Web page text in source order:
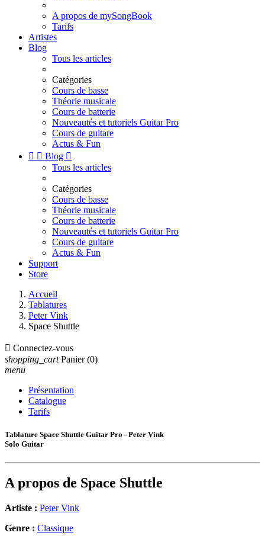
A propos de mySongBook
Tarifs
Artistes
Blog
Tous les articles
Catégories
Cours de basse
Théorie musicale
Cours de batterie
Nouveautés et tutoriels Guitar Pro
Cours de guitare
Actus & Fun
  Blog 
Tous les articles
Catégories
Cours de basse
Théorie musicale
Cours de batterie
Nouveautés et tutoriels Guitar Pro
Cours de guitare
Actus & Fun
Support
Store
Accueil
Tablatures
Peter Vink
Space Shuttle
 Connectez-vous
shopping_cart Panier (0)
menu
Présentation
Catalogue
Tarifs
Tablature Space Shuttle Guitar Pro - Peter Vink
Solo Guitar
A propos de Space Shuttle
Artiste : Peter Vink
Genre : Classique